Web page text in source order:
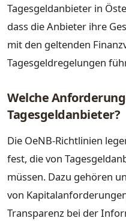
Tagesgeldanbieter in
dass die Anbieter ihre
mit den geltenden
Tagesgeldregelungen
Welche
Tagesgeldanbieter?
Die OeNB-Richtlinien
fest, die von
müssen. Dazu gehören
von
Transparenz bei der